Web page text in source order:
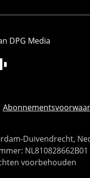
DPG Media
Duivendrecht,
NL810828662B01
voorbehouden